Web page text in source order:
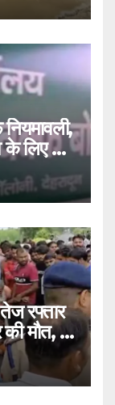
के लिए तय
रफ्तार
मौत, दो